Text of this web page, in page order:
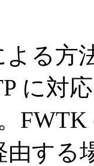
よる
に対
FWTK
由す